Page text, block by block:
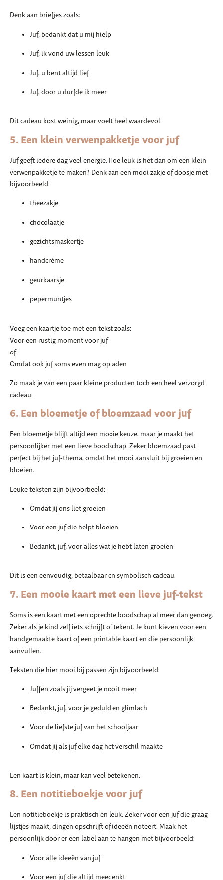
Denk aan briefjes zoals:
Juf, bedankt dat u mij hielp
Juf, ik vond uw lessen leuk
Juf, u bent altijd lief
Juf, door u durfde ik meer
Dit cadeau kost weinig, maar voelt heel waardevol.
5. Een klein verwenpakketje voor juf
Juf geeft iedere dag veel energie. Hoe leuk is het dan om een klein
verwenpakketje te maken? Denk aan een mooi zakje of doosje met
bijvoorbeeld:
theezakje
chocolaatje
gezichtsmaskertje
handcrème
geurkaarsje
pepermuntjes
Voeg een kaartje toe met een tekst zoals:
Voor een rustig moment voor juf
of
Omdat ook juf soms even mag opladen
Zo maak je van een paar kleine producten toch een heel verzorgd
cadeau.
6. Een bloemetje of bloemzaad voor juf
Een bloemetje blijft altijd een mooie keuze, maar je maakt het
persoonlijker met een lieve boodschap. Zeker bloemzaad past
perfect bij het juf-thema, omdat het mooi aansluit bij groeien en
bloeien.
Leuke teksten zijn bijvoorbeeld:
Omdat jij ons liet groeien
Voor een juf die helpt bloeien
Bedankt, juf, voor alles wat je hebt laten groeien
Dit is een eenvoudig, betaalbaar en symbolisch cadeau.
7. Een mooie kaart met een lieve juf-tekst
Soms is een kaart met een oprechte boodschap al meer dan genoeg.
Zeker als je kind zelf iets schrijft of tekent. Je kunt kiezen voor een
handgemaakte kaart of een printable kaart en die persoonlijk
aanvullen.
Teksten die hier mooi bij passen zijn bijvoorbeeld:
Juffen zoals jij vergeet je nooit meer
Bedankt, juf, voor je geduld en glimlach
Voor de liefste juf van het schooljaar
Omdat jij als juf elke dag het verschil maakte
Een kaart is klein, maar kan veel betekenen.
8. Een notitieboekje voor juf
Een notitieboekje is praktisch én leuk. Zeker voor een juf die graag
lijstjes maakt, dingen opschrijft of ideeën noteert. Maak het
persoonlijk door er een label aan te hangen met bijvoorbeeld:
Voor alle ideeën van juf
Voor een juf die altijd meedenkt